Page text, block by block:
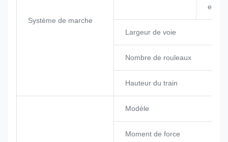
Système de marche
e
Largeur de voie
Nombre de rouleaux
Hauteur du train
Modèle
Moment de force